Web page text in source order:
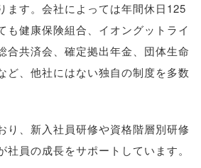
ます。会社によっては年間休日125
も健康保険組合、イオングットライ
合共済会、確定拠出年金、団体生命
ど、他社にはない独自の制度を多数
り、新入社員研修や資格階層別研修
社員の成長をサポートしています。